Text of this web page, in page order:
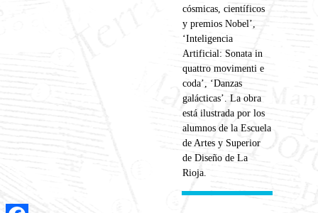
cósmicas, científicos
y premios Nobel’,
‘Inteligencia
Artificial: Sonata in
quattro movimenti e
coda’, ‘Danzas
galácticas’. La obra
está ilustrada por los
alumnos de la Escuela
de Artes y Superior
de Diseño de La
Rioja.